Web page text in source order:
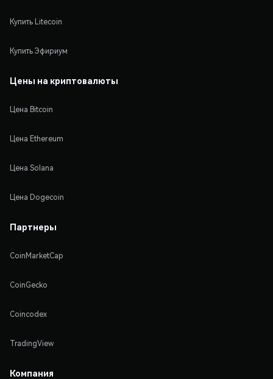
Купить Litecoin
Купить Эфириум
Цены на криптовалюты
Цена Bitcoin
Цена Ethereum
Цена Solana
Цена Dogecoin
Партнеры
CoinMarketCap
CoinGecko
Coincodex
TradingView
Компания